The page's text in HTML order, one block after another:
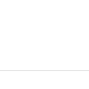
ちゃうの!?